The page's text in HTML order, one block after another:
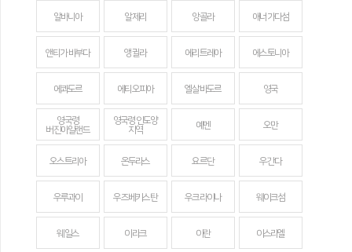
알바니아 알제리 앙골라 애너가다섬
앤티가 바부다 앵귈라 에리트레아 에스토니아
에콰도르 에티오피아 엘살바도르 영국
영국령
버진아일랜드
영국령 인도양
지역
예멘 오만
오스트리아 온두라스 요르단 우간다
우루과이 우즈베키스탄 우크라이나 웨이크섬
웨일스 이라크 이란 이스라엘